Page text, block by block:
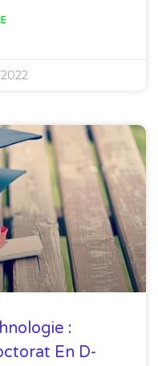
:
En D-